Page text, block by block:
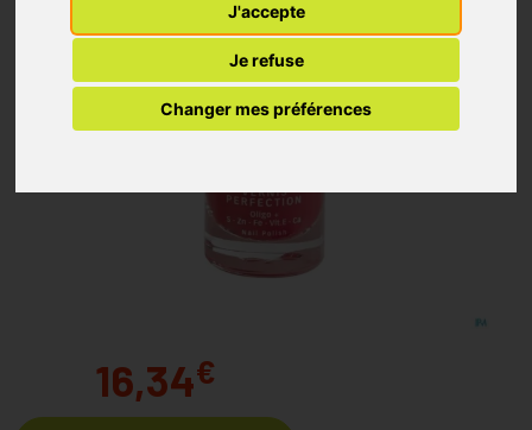
J'accepte
Je refuse
Changer mes préférences
16,34€